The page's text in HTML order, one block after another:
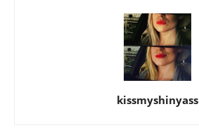
kissmyshinyass